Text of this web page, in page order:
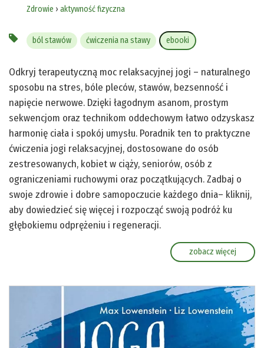
Zdrowie › aktywność fizyczna
ból stawów ćwiczenia na stawy ebooki
Odkryj terapeutyczną moc relaksacyjnej jogi – naturalnego
sposobu na stres, bóle pleców, stawów, bezsenność i
napięcie nerwowe. Dzięki łagodnym asanom, prostym
sekwencjom oraz technikom oddechowym łatwo odzyskasz
harmonię ciała i spokój umysłu. Poradnik ten to praktyczne
ćwiczenia jogi relaksacyjnej, dostosowane do osób
zestresowanych, kobiet w ciąży, seniorów, osób z
ograniczeniami ruchowymi oraz początkujących. Zadbaj o
swoje zdrowie i dobre samopoczucie każdego dnia– kliknij,
aby dowiedzieć się więcej i rozpocząć swoją podróż ku
głębokiemu odprężeniu i regeneracji.
zobacz więcej